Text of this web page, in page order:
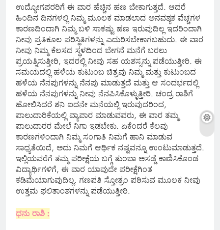
ಉದ್ಯೋಗಪರರಿಗೆ ಈ ವಾರ ಹೆಚ್ಚಿನ ಹಣ ಬೇಕಾಗುತ್ತದೆ. ಆದರೆ
ಹಿಂದಿನ ದಿನಗಳಲ್ಲಿ ನಿಮ್ಮ ಮೂಲಕ ಮಾಡಲಾದ ಅನವಶ್ಯಕ ವೆಚ್ಚಗಳ
ಕಾರಣದಿಂದಾಗಿ ನಿಮ್ಮ ಬಳಿ ಸಾಕಷ್ಟು ಹಣ ಇರುವುದಿಲ್ಲ ಇದರಿಂದಾಗಿ
ನೀವು ಪ್ರತಿಕೂಲ ಪರಿಸ್ಥಿತಿಗಳನ್ನು ಎದುರಿಸಬೇಕಾಗಬಹುದು. ಈ ವಾರ
ನೀವು ನಿಮ್ಮ ಕೆಲಸದ ಸ್ಥಳದಿಂದ ಬೇಗನೆ ಮನೆಗೆ ಬರಲು
ಪ್ರಯತ್ನಿಸುತ್ತೀರಿ, ಇದರಲ್ಲಿ ನೀವು ಸಹ ಯಶಸ್ಸನ್ನು ಪಡೆಯುತ್ತೀರಿ. ಈ
ಸಮಯದಲ್ಲಿ ಹಳೆಯ ಕುಟುಂಬ ಚಿತ್ರವು ನಿಮ್ಮ ಮತ್ತು ಕುಟುಂಬದ
ಹಳೆಯ ನೆನಪುಗಳನ್ನು ನೆನಪು ಮಾಡುತ್ತದೆ ಮತ್ತು ಆ ಸಂದರ್ಭದಲ್ಲಿ
ಹಳೆಯ ನೆನಪುಗಳನ್ನು ನೀವು ನೆನಪಿಸಿಕೊಳ್ಳುತ್ತೀರಿ. ಚಂದ್ರ ರಾಶಿಗೆ
ಹೋಲಿಸಿದರೆ ಶನಿ ಐದನೇ ಮನೆಯಲ್ಲಿ ಇರುವುದರಿಂದ,
ಪಾಲುದಾರಿಕೆಯಲ್ಲಿ ವ್ಯಾಪಾರ ಮಾಡುವವರು, ಈ ವಾರ ತಮ್ಮ
ಪಾಲುದಾರರ ಮೇಲೆ ನಿಗಾ ಇಡಬೇಕು. ಏಕೆಂದರೆ ಕೆಲವು
ಕಾರಣಗಳಿಂದಾಗಿ ನಿಮ್ಮ ಸಂಗಾತಿ ನಿಮಗೆ ಹಾನಿ ಮಾಡುವ
ಸಾಧ್ಯತೆಯಿದೆ, ಅದು ನಿಮಗೆ ಆರ್ಥಿಕ ನಷ್ಟವನ್ನೂ ಉಂಟುಮಾಡುತ್ತದೆ.
ಇಲ್ಲಿಯವರೆಗೆ ತಮ್ಮ ಪರೀಕ್ಷೆಯ ಬಗ್ಗೆ ತುಂಬಾ ಅಸಡ್ಡೆ ಕಾಣಿಸಿಕೊಂಡ
ವಿದ್ಯಾರ್ಥಿಗಳಿಗೆ, ಈ ವಾರ ಯಾವುದೇ ಪರೀಕ್ಷೆಗಿಂತ
ಕಡಿಮೆಯಾಗುವುದಿಲ್ಲ. ಗಣಪತಿ ಸ್ತೋತ್ರಂ ಪಠಿಸುವ ಮೂಲಕ ನೀವು
ಉತ್ತಮ ಫಲಿತಾಂಶಗಳನ್ನು ಪಡೆಯುತ್ತೀರಿ.
ಧನು ರಾಶಿ :